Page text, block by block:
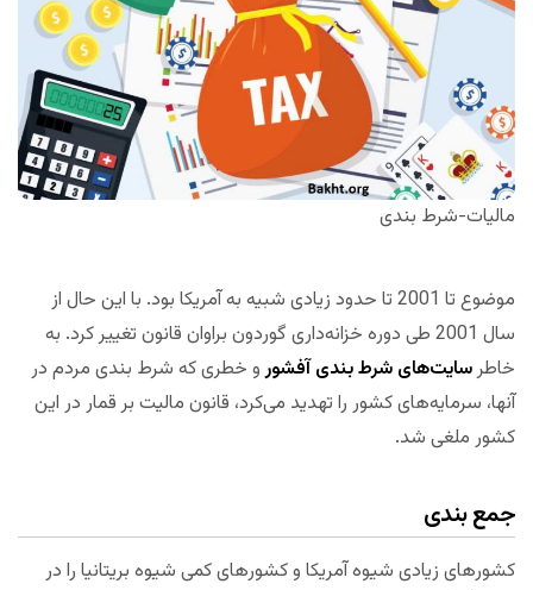
مالیات-شرط بندی
موضوع تا 2001 تا حدود زیادی شبیه به آمریکا بود. با این حال از
سال 2001 طی دوره خزانه‌داری گوردون براوان قانون تغییر کرد. به
خاطرسایت‌های شرط بندی آفشورو خطری که شرط بندی مردم در
آنها، سرمایه‌های کشور را تهدید می‌کرد، قانون مالیت بر قمار در این
کشور ملغی شد.
جمع بندی
کشورهای زیادی شیوه آمریکا و کشورهای کمی شیوه بریتانیا را در